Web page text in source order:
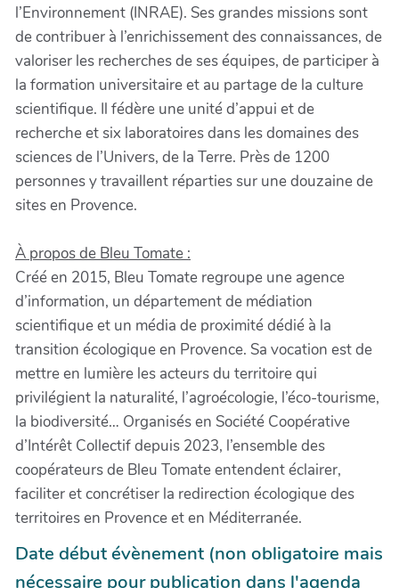
l’Environnement (INRAE). Ses grandes missions sont
de contribuer à l’enrichissement des connaissances, de
valoriser les recherches de ses équipes, de participer à
la formation universitaire et au partage de la culture
scientifique. Il fédère une unité d’appui et de
recherche et six laboratoires dans les domaines des
sciences de l’Univers, de la Terre. Près de 1200
personnes y travaillent réparties sur une douzaine de
sites en Provence.
À propos de Bleu Tomate :
Créé en 2015, Bleu Tomate regroupe une agence
d’information, un département de médiation
scientifique et un média de proximité dédié à la
transition écologique en Provence. Sa vocation est de
mettre en lumière les acteurs du territoire qui
privilégient la naturalité, l’agroécologie, l’éco-tourisme,
la biodiversité… Organisés en Société Coopérative
d’Intérêt Collectif depuis 2023, l’ensemble des
coopérateurs de Bleu Tomate entendent éclairer,
faciliter et concrétiser la redirection écologique des
territoires en Provence et en Méditerranée.
Date début évènement (non obligatoire mais
nécessaire pour publication dans l'agenda